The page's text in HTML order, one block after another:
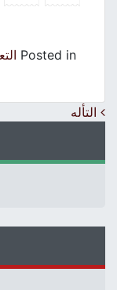
Posted in
التأله